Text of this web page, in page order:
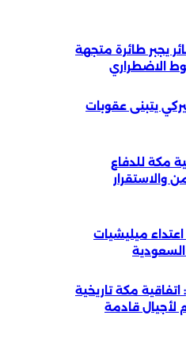
يجبر طائرة متجهة
الاضطراري
يتبنى عقوبات
مكة للدفاع
والاستقرار
اعتداء ميليشيات
السعودية
مكة تاريخية
لأجيال قادمة